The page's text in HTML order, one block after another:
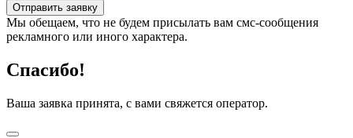
Отправить заявку
Мы обещаем, что не будем присылать вам смс-сообщения
рекламного или иного характера.
Спасибо!
Ваша заявка принята, с вами свяжется оператор.